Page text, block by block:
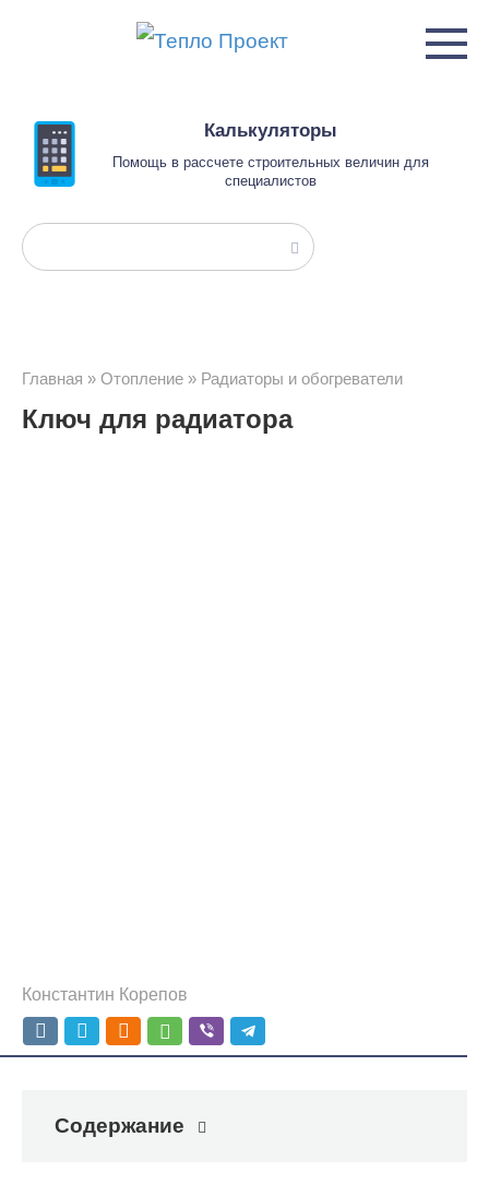
Калькуляторы
Помощь в рассчете строительных величин для
специалистов
Поиск:
Главная » Отопление » Радиаторы и обогреватели
Ключ для радиатора
Константин Корепов
Содержание